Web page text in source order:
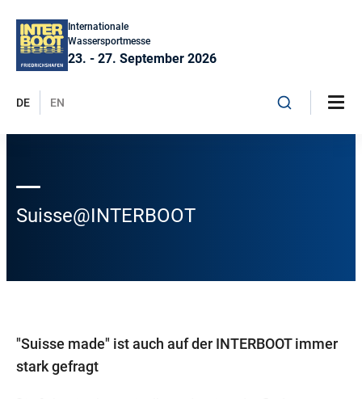
Internationale
Wassersportmesse
23. - 27. September 2026
DE EN
Suisse@INTERBOOT
"Suisse made" ist auch auf der INTERBOOT immer
stark gefragt